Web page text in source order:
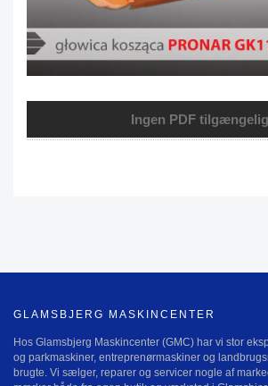
Ingen PDF tilgængelig
GLAMSBJERG MASKINCENTER
Hos Glamsbjerg Maskincenter (GMC) har vi stor
og parkmaskiner, entreprenørmaskiner og
brugte. Vi sælger, reparer og servicer nogle af